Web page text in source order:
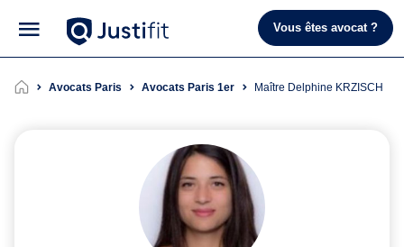
Vous êtes avocat ?
Avocats Paris Avocats Paris 1er Maître Delphine KRZISCH